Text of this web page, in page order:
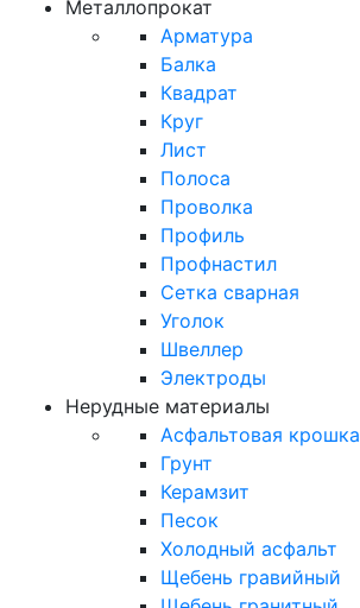
Металлопрокат
Арматура
Балка
Квадрат
Круг
Лист
Полоса
Проволка
Профиль
Профнастил
Сетка сварная
Уголок
Швеллер
Электроды
Нерудные материалы
Асфальтовая крошка
Грунт
Керамзит
Песок
Холодный асфальт
Щебень гравийный